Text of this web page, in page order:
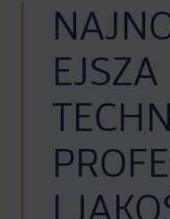
EJSZA
I